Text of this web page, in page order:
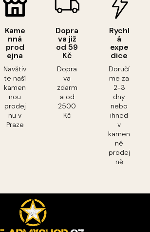
Kame
nná
prod
ejna
Navštiv
te naší
kamen
nou
prodej
nu v
Praze
Dopra
va již
od 59
Kč
Dopra
va
zdarm
a od
2500
Kč
Rychl
á
expe
dice
Doručí
me za
2-3
dny
nebo
ihned
v
kamen
né
prodej
ně